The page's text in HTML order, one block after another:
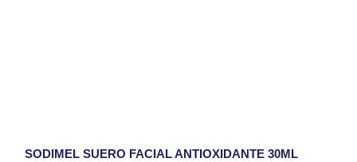
SODIMEL SUERO FACIAL ANTIOXIDANTE 30ML